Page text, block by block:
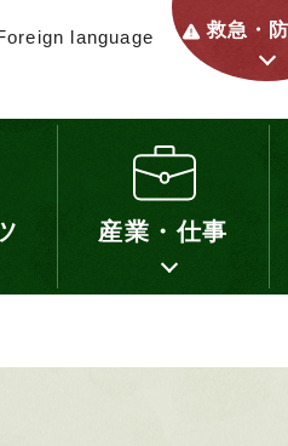
language 救急・
産業・仕事